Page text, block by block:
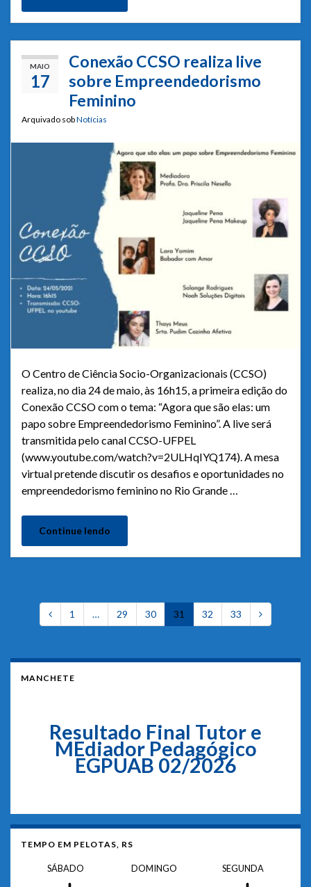
MAIO
17
Conexão CCSO realiza live
sobre Empreendedorismo
Feminino
Arquivado sobNotícias
O Centro de Ciência Socio-Organizacionais (CCSO)
realiza, no dia 24 de maio, às 16h15, a primeira edição do
Conexão CCSO com o tema: “Agora que são elas: um
papo sobre Empreendedorismo Feminino”. A live será
transmitida pelo canal CCSO-UFPEL
(www.youtube.com/watch?v=2ULHqIYQ174). A mesa
virtual pretende discutir os desafios e oportunidades no
empreendedorismo feminino no Rio Grande …
Continue lendo
1 … 29 30 31 32 33
MANCHETE
Resultado Final Tutor e
MEdiador Pedagógico
EGPUAB 02/2026
TEMPO EM PELOTAS, RS
SÁBADO DOMINGO SEGUNDA